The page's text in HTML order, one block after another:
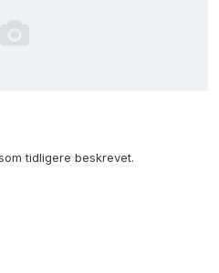
tidligere beskrevet.